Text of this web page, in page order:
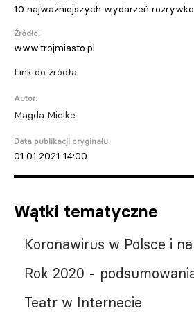
10 najważniejszych wydarzeń
Źródło:
www.trojmiasto.pl
Link do źródła
Autor:
Magda Mielke
Data publikacji oryginału:
01.01.2021 14:00
Wątki tematyczne
Koronawirus w Polsce i
Rok 2020 -
Teatr w Internecie